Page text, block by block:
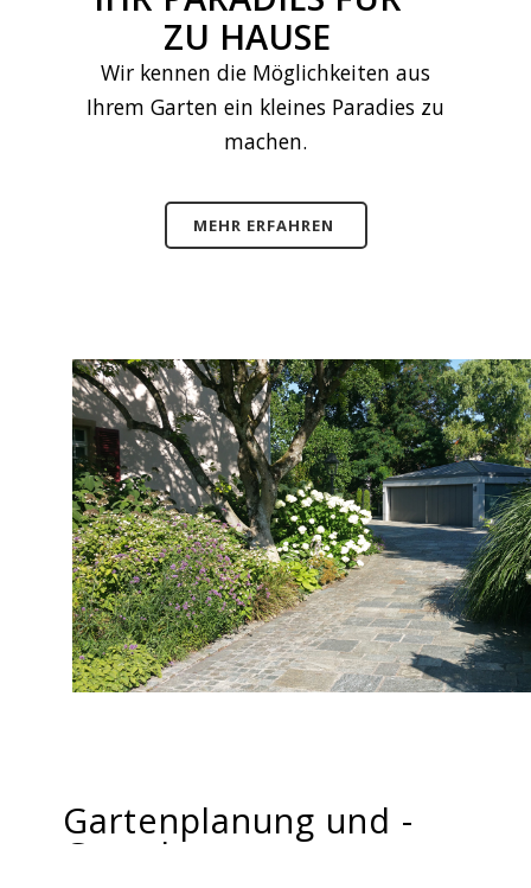
ZU HAUSE
Wir kennen die Möglichkeiten aus
Ihrem Garten ein kleines Paradies zu
machen.
MEHR ERFAHREN
Gartenplanung und -
Gestaltung